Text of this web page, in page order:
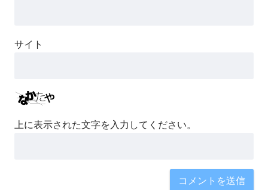
サイト
上に表示された文字を入力してください。